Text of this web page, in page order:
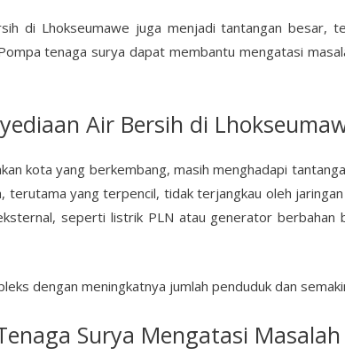
di Lhokseumawe juga menjadi tantangan besar,
tenaga surya dapat membantu mengatasi
Air Bersih di
kota yang berkembang, masih menghadapi
terutama yang terpencil, tidak terjangkau oleh
seperti listrik PLN atau generator berbahan
dengan meningkatnya jumlah penduduk dan
Surya Mengatasi